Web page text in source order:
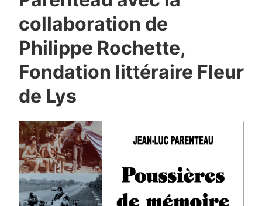
collaboration de
Philippe Rochette,
Fondation littéraire Fleur
de Lys